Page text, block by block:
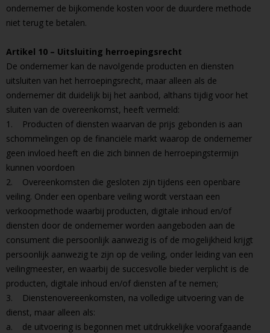
ondernemer de bijkomende kosten voor de duurdere methode
niet terug te betalen.
Artikel 10 – Uitsluiting herroepingsrecht
De ondernemer kan de navolgende producten en diensten
uitsluiten van het herroepingsrecht, maar alleen als de
ondernemer dit duidelijk bij het aanbod, althans tijdig voor het
sluiten van de overeenkomst, heeft vermeld:
1. Producten of diensten waarvan de prijs gebonden is aan
schommelingen op de financiële markt waarop de ondernemer
geen invloed heeft en die zich binnen de herroepingstermijn
kunnen voordoen
2. Overeenkomsten die gesloten zijn tijdens een openbare
veiling. Onder een openbare veiling wordt verstaan een
verkoopmethode waarbij producten, digitale inhoud en/of
diensten door de ondernemer worden aangeboden aan de
consument die persoonlijk aanwezig is of de mogelijkheid krijgt
persoonlijk aanwezig te zijn op de veiling, onder leiding van een
veilingmeester, en waarbij de succesvolle bieder verplicht is de
producten, digitale inhoud en/of diensten af te nemen;
3. Dienstenovereenkomsten, na volledige uitvoering van de
dienst, maar alleen als:
a. de uitvoering is begonnen met uitdrukkelijke voorafgaande